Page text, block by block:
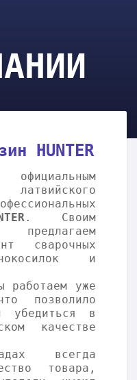
HUNTER
. Своим
сварочных
и
работаем уже
позволило
убедиться в
качестве
всегда
товара,